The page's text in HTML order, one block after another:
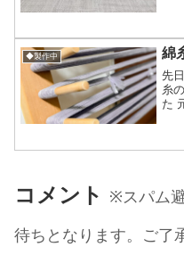
フ
ち
◆製作中 綿
先
糸
た
コメント ※スパム
待ちとなります。ご了